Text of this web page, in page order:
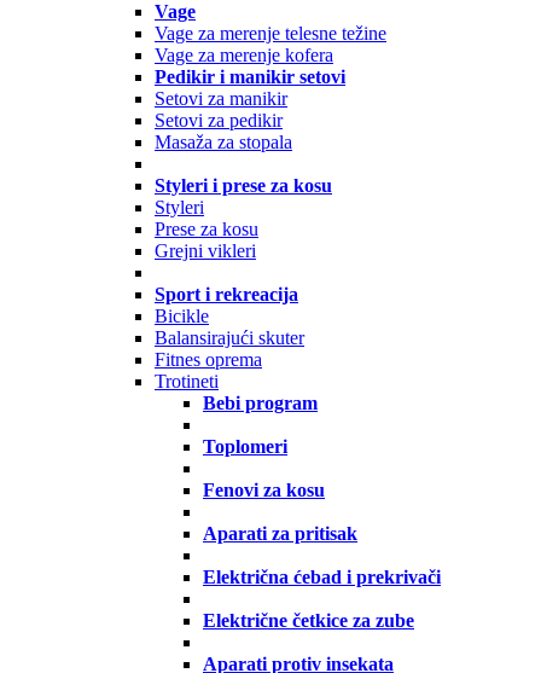
Vage
Vage za merenje telesne težine
Vage za merenje kofera
Pedikir i manikir setovi
Setovi za manikir
Setovi za pedikir
Masaža za stopala
Styleri i prese za kosu
Styleri
Prese za kosu
Grejni vikleri
Sport i rekreacija
Bicikle
Balansirajući skuter
Fitnes oprema
Trotineti
Bebi program
Toplomeri
Fenovi za kosu
Aparati za pritisak
Električna ćebad i prekrivači
Električne četkice za zube
Aparati protiv insekata